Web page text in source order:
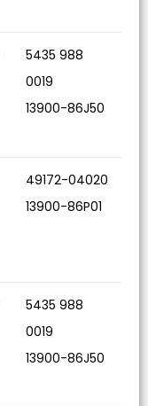
5435 988
0019
13900-86J50
49172-04020
13900-86P01
5435 988
0019
13900-86J50